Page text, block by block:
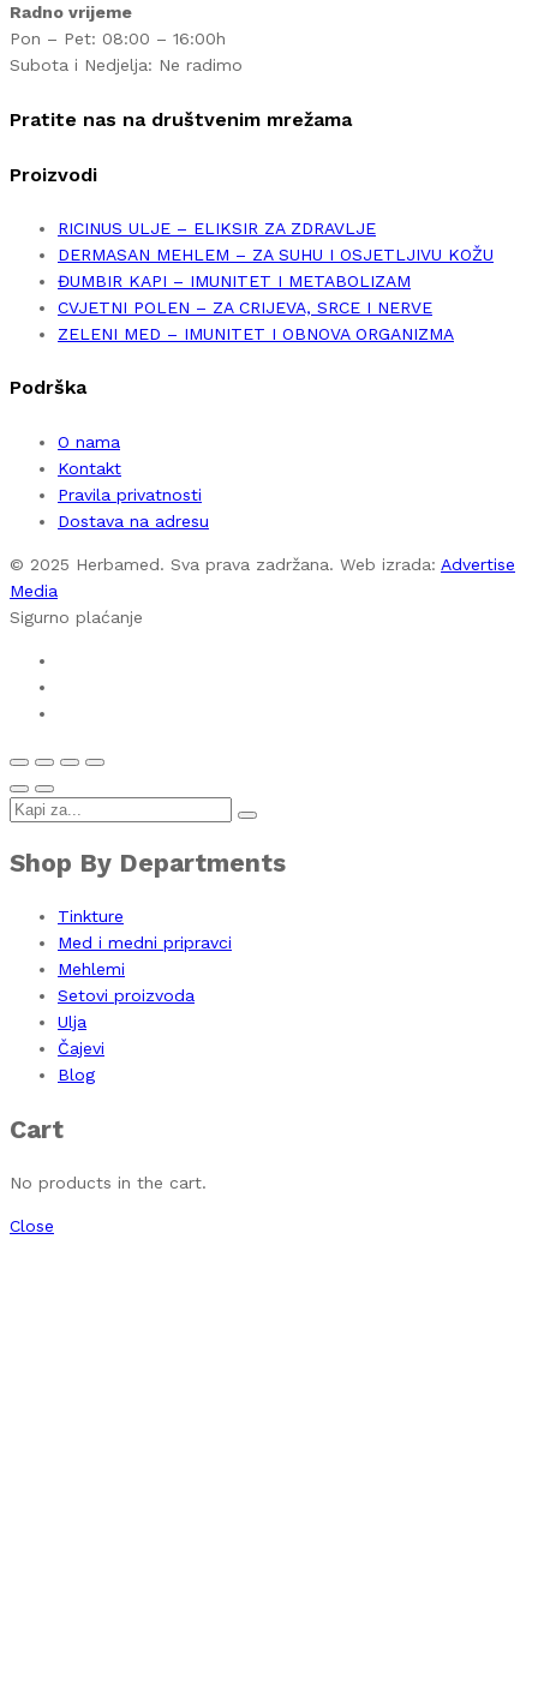
Radno vrijeme
Pon – Pet: 08:00 – 16:00h
Subota i Nedjelja: Ne radimo
Pratite nas na društvenim mrežama
Proizvodi
RICINUS ULJE – ELIKSIR ZA ZDRAVLJE
DERMASAN MEHLEM – ZA SUHU I OSJETLJIVU KOŽU
ĐUMBIR KAPI – IMUNITET I METABOLIZAM
CVJETNI POLEN – ZA CRIJEVA, SRCE I NERVE
ZELENI MED – IMUNITET I OBNOVA ORGANIZMA
Podrška
O nama
Kontakt
Pravila privatnosti
Dostava na adresu
© 2025 Herbamed. Sva prava zadržana. Web izrada: Advertise
Media
Sigurno plaćanje
Shop By Departments
Tinkture
Med i medni pripravci
Mehlemi
Setovi proizvoda
Ulja
Čajevi
Blog
Cart
No products in the cart.
Close